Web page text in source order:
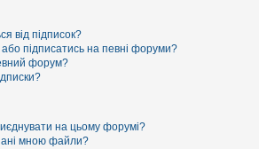
від підписок?
підписатись на певні форуми?
форум?
на цьому форумі?
мною файли?